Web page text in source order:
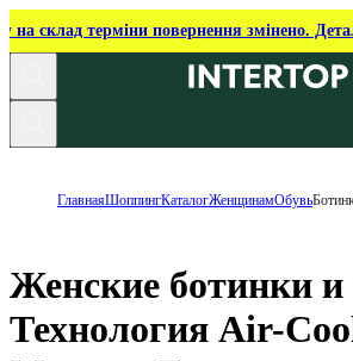
на склад терміни повернення змінено.
ГлавнаяШоппингКаталогЖенщинамОбувь
Женские ботинки и
Технология Air-